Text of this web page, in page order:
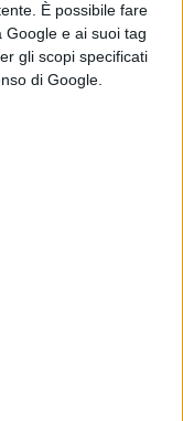
È possibile fare
e ai suoi tag
gli scopi specificati
di Google.
della sua
con in nostri
e conoscere il